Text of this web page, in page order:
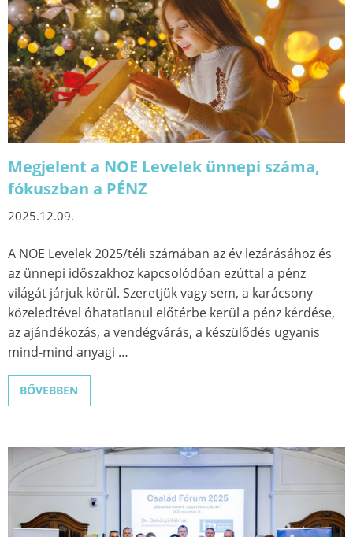
Megjelent a NOE Levelek ünnepi száma,
fókuszban a PÉNZ
2025.12.09.
A NOE Levelek 2025/téli számában az év lezárásához és
az ünnepi időszakhoz kapcsolódóan ezúttal a pénz
világát járjuk körül. Szeretjük vagy sem, a karácsony
közeledtével óhatatlanul előtérbe kerül a pénz kérdése,
az ajándékozás, a vendégvárás, a készülődés ugyanis
mind-mind anyagi …
BŐVEBBEN